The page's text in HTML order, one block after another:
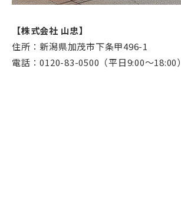
【株式会社 山忠】
住所：新潟県加茂市下条甲496-1
電話：0120-83-0500（平日9:00～18:00）